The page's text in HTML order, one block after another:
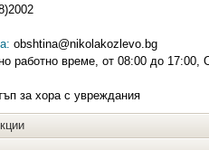
obshtina@nikolakozlevo.bg
работно време, от 08:00 до 17:00,
за хора с увреждания